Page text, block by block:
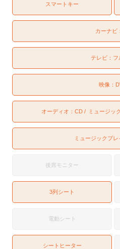
スマートキー
カーナビ：
テレビ： フ
映像：
オーディオ：CD ミュージッ
ミュージックプ
後席モニター
3列シート
電動シート
シートヒーター